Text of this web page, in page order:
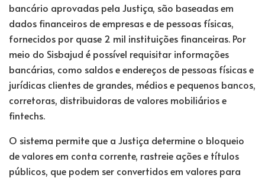
bancário aprovadas pela Justiça, são baseadas em
dados financeiros de empresas e de pessoas físicas,
fornecidos por quase 2 mil instituições financeiras. Por
meio do Sisbajud é possível requisitar informações
bancárias, como saldos e endereços de pessoas físicas e
jurídicas clientes de grandes, médios e pequenos bancos,
corretoras, distribuidoras de valores mobiliários e
fintechs.
O sistema permite que a Justiça determine o bloqueio
de valores em conta corrente, rastreie ações e títulos
públicos, que podem ser convertidos em valores para